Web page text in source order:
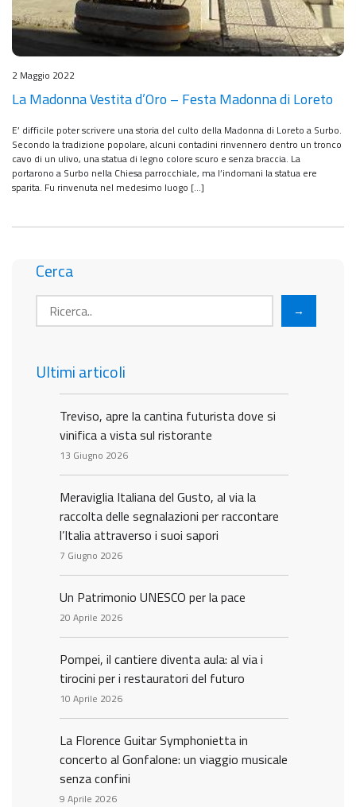
2 Maggio 2022
La Madonna Vestita d’Oro – Festa Madonna di Loreto
E’ difficile poter scrivere una storia del culto della Madonna di Loreto a Surbo.
Secondo la tradizione popolare, alcuni contadini rinvennero dentro un tronco
cavo di un ulivo, una statua di legno colore scuro e senza braccia. La
portarono a Surbo nella Chiesa parrocchiale, ma l’indomani la statua ere
sparita. Fu rinvenuta nel medesimo luogo […]
Cerca
→
Ultimi articoli
Treviso, apre la cantina futurista dove si
vinifica a vista sul ristorante
13 Giugno 2026
Meraviglia Italiana del Gusto, al via la
raccolta delle segnalazioni per raccontare
l’Italia attraverso i suoi sapori
7 Giugno 2026
Un Patrimonio UNESCO per la pace
20 Aprile 2026
Pompei, il cantiere diventa aula: al via i
tirocini per i restauratori del futuro
10 Aprile 2026
La Florence Guitar Symphonietta in
concerto al Gonfalone: un viaggio musicale
senza confini
9 Aprile 2026